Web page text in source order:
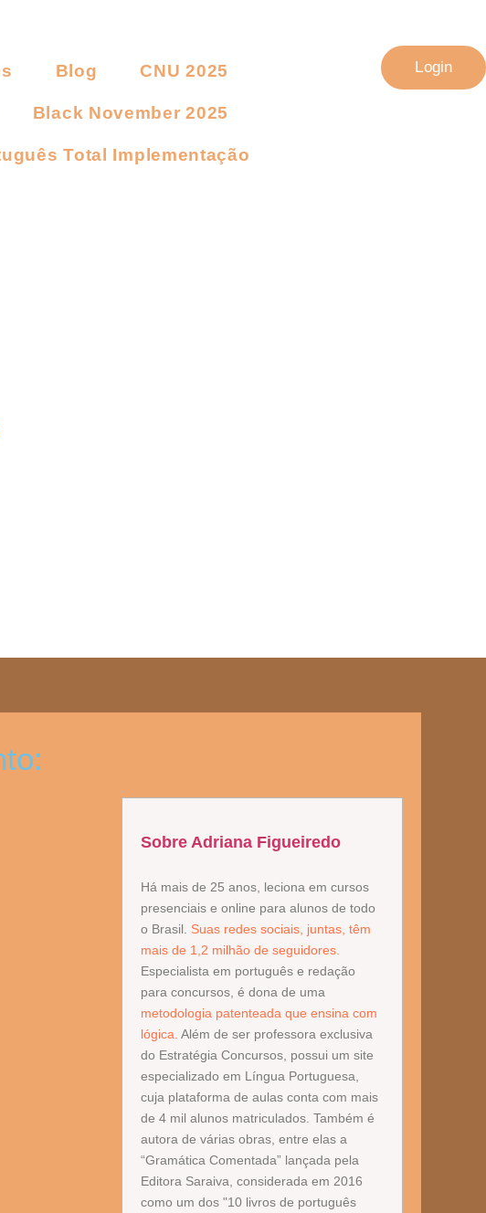
Blog CNU 2025
Black November 2025
Total Implementação
Login
Sobre Adriana Figueiredo
Há mais de 25 anos, leciona em cursos
presenciais e online para alunos de todo
o Brasil. Suas redes sociais, juntas, têm
mais de 1,2 milhão de seguidores.
Especialista em português e redação
para concursos, é dona de uma
metodologia patenteada que ensina com
lógica. Além de ser professora exclusiva
do Estratégia Concursos, possui um site
especializado em Língua Portuguesa,
cuja plataforma de aulas conta com mais
de 4 mil alunos matriculados. Também é
autora de várias obras, entre elas a
“Gramática Comentada” lançada pela
Editora Saraiva, considerada em 2016
como um dos "10 livros de português